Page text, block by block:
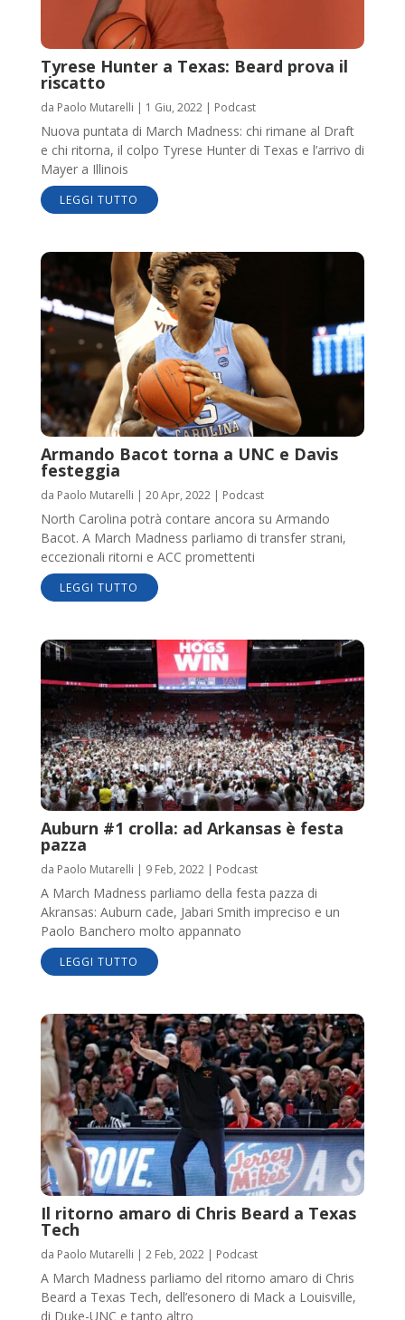
Tyrese Hunter a Texas: Beard prova il
riscatto
da Paolo Mutarelli | 1 Giu, 2022| Podcast
Nuova puntata di March Madness: chi rimane al Draft
e chi ritorna, il colpo Tyrese Hunter di Texas e l’arrivo di
Mayer a Illinois
LEGGI TUTTO
Armando Bacot torna a UNC e Davis
festeggia
da Paolo Mutarelli | 20 Apr, 2022| Podcast
North Carolina potrà contare ancora su Armando
Bacot. A March Madness parliamo di transfer strani,
eccezionali ritorni e ACC promettenti
LEGGI TUTTO
Auburn #1 crolla: ad Arkansas è festa
pazza
da Paolo Mutarelli | 9 Feb, 2022| Podcast
A March Madness parliamo della festa pazza di
Akransas: Auburn cade, Jabari Smith impreciso e un
Paolo Banchero molto appannato
LEGGI TUTTO
Il ritorno amaro di Chris Beard a Texas
Tech
da Paolo Mutarelli | 2 Feb, 2022| Podcast
A March Madness parliamo del ritorno amaro di Chris
Beard a Texas Tech, dell’esonero di Mack a Louisville,
di Duke-UNC e tanto altro